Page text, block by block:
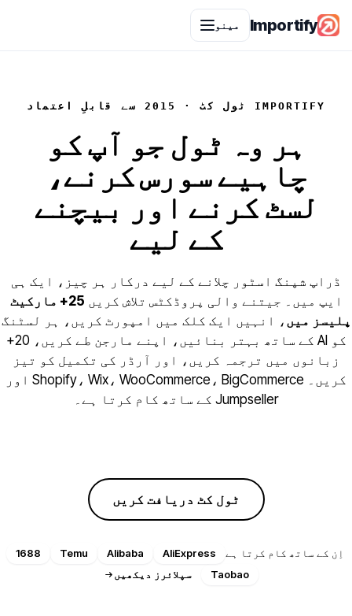
Importify مینو
IMPORTIFY ٹول کٹ · 2015 سے قابلِ اعتماد
ہر وہ ٹول جو آپ کو
چاہیےسورس کرنے،
لسٹ کرنے اور بیچنے
کے لیے
ڈراپ شپنگ اسٹور چلانے کے لیے درکار ہر چیز، ایک ہی
ایپ میں۔ جیتنے والی پروڈکٹس تلاش کریں
25+ مارکیٹ
پلیسز میں ، انہیں ایک کلک میں امپورٹ کریں، ہر لسٹنگ
کو AI کے ساتھ بہتر بنائیں، اپنے مارجن طے کریں، 20+
زبانوں میں ترجمہ کریں، اور آرڈر کی تکمیل کو تیز
کریں۔ Shopify، Wix، WooCommerce، BigCommerce اور
Jumpseller کے ساتھ کام کرتا ہے۔
ٹول کٹ دریافت کریں
اِن کے ساتھ کام کرتا ہے AliExpress
Alibaba
Temu
1688
Taobao
سپلائرز دیکھیں